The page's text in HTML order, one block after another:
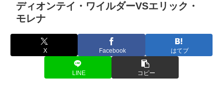
ディオンテイ・ワイルダーVSエリック・
モレナ
X Facebook はてブ
LINE コピー